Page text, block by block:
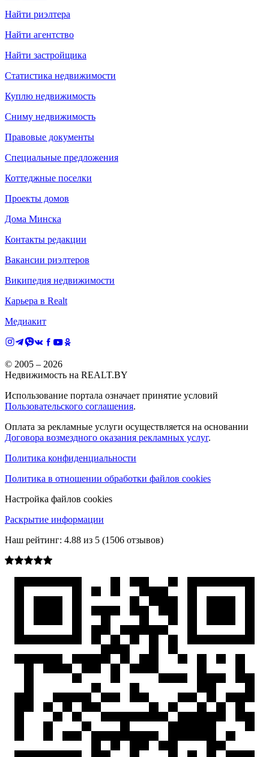
Найти риэлтера
Найти агентство
Найти застройщика
Статистика недвижимости
Куплю недвижимость
Сниму недвижимость
Правовые документы
Специальные предложения
Коттеджные поселки
Проекты домов
Дома Минска
Контакты редакции
Вакансии риэлтеров
Википедия недвижимости
Карьера в Realt
Медиакит
© 2005 – 2026
Недвижимость на REALT.BY
Использование портала означает принятие условий
Пользовательского соглашения.
Оплата за рекламные услуги осуществляется на основании
Договора возмездного оказания рекламных услуг.
Политика конфиденциальности
Политика в отношении обработки файлов cookies
Настройка файлов cookies
Раскрытие информации
Наш рейтинг: 4.88 из 5 (1506 отзывов)